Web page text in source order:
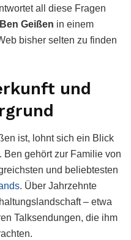
all diese Fragen
Ben Geißen in einem
bisher selten zu finden
und
ist, lohnt sich ein Blick
gehört zur Familie von
und beliebtesten
. Über Jahrzehnte
– etwa
Talksendungen, die ihm